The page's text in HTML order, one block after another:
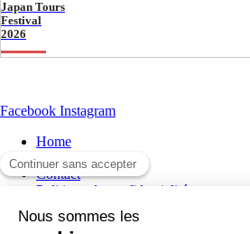
Japan Tours
Festival
2026
Facebook Instagram
Home
Qui sommes nous
Contact
Politique de confidentialité